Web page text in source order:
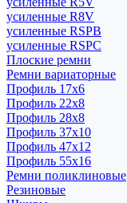
усиленные R8V
усиленные RSPB
усиленные RSPC
Плоские ремни
Ремни вариаторные
Профиль 17x6
Профиль 22x8
Профиль 28x8
Профиль 37x10
Профиль 47x12
Профиль 55x16
Ремни поликлиновые
Резиновые